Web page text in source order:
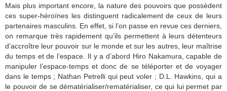
Mais plus important encore, la nature des pouvoirs que possèdent
ces super-héroïnes les distinguent radicalement de ceux de leurs
partenaires masculins. En effet, si l’on passe en revue ces derniers,
on remarque très rapidement qu’ils permettent à leurs détenteurs
d’accroître leur pouvoir sur le monde et sur les autres, leur maîtrise
du temps et de l’espace. Il y a d’abord Hiro Nakamura, capable de
manipuler l’espace-temps et donc de se téléporter et de voyager
dans le temps ; Nathan Petrelli qui peut voler ; D.L. Hawkins, qui a
le pouvoir de se dématérialiser/rematérialiser, ce qui lui permet par